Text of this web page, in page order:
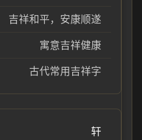
吉祥和平，安康顺遂
寓意吉祥健康
古代常用吉祥字
轩